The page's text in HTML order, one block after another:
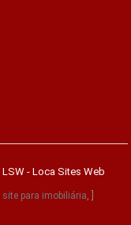
LSW - Loca Sites Web
site para imobiliária, ]